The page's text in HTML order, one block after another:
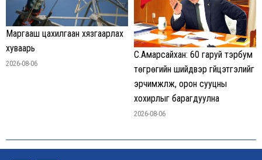
Маргааш цахилгаан хязгаарлах
хуваарь
2026-08-06
С.Амарсайхан: 60 гаруй тэрбум
төгрөгийн шийдвэр гүйцэтгэлийг
эрчимжүүлж, орон сууцны
хохирлыг барагдуулна
2026-08-06